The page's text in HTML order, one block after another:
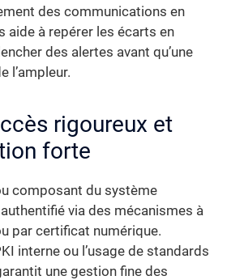
des communications en
aide à repérer les écarts en
des alertes avant qu’une
l’ampleur.
rigoureux et
forte
composant du système
via des mécanismes à
par certificat numérique.
interne ou l’usage de standards
une gestion fine des